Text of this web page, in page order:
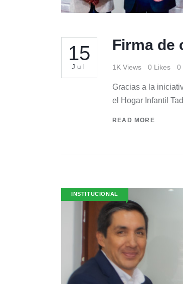
15
Jul
Firma de
1K Views 0 Likes 0
Gracias a la
el Hogar Infantil
READ MORE
INSTITUCIONAL